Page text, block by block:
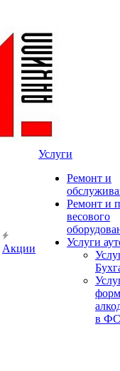
Акции
Услуги
Ремонт и
Ремонт и
весового
Услуги
в